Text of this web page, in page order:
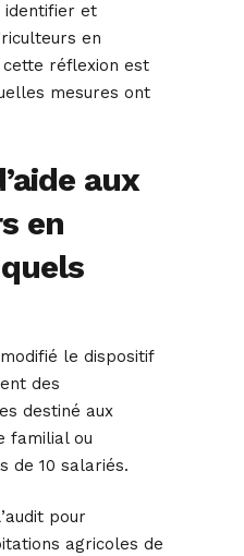
identifier et
en
réflexion est
mesures ont
aux
en
le dispositif
des
destiné aux
familial ou
de 10 salariés.
pour
agricoles de